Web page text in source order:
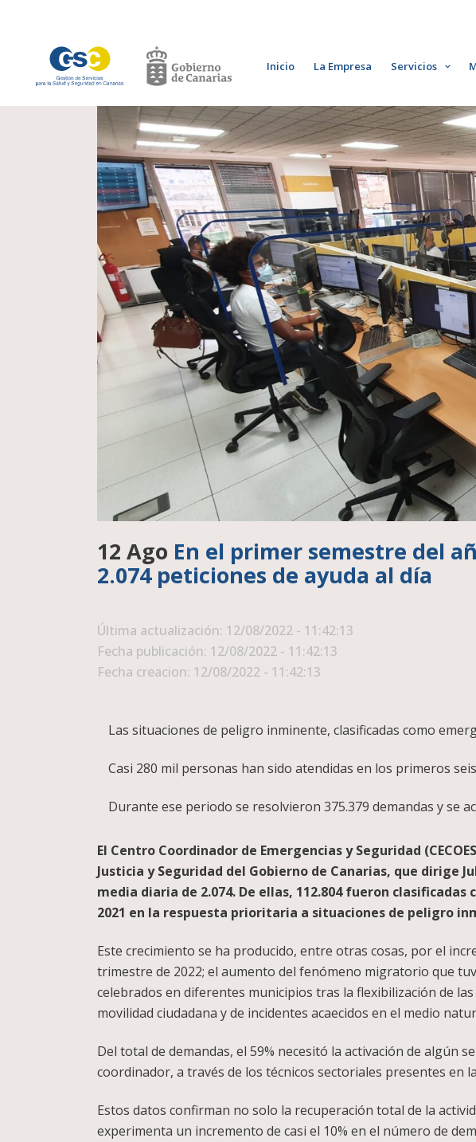
Inicio La Empresa Servicios
12 Ago En el primer semestre del
2.074 peticiones de ayuda al día
Última actualización: 12/08/2022 - 11:42:13
Fecha publicación: 12/08/2022 - 11:42:13
Fecha creacion: 12/08/2022 - 11:42:13
Las situaciones de peligro inminente, clasificadas como
Casi 280 mil personas han sido atendidas en los primeros
Durante ese periodo se resolvieron 375.379 demandas y se
El Centro Coordinador de Emergencias y Seguridad
Justicia y Seguridad del Gobierno de Canarias, que dirige
media diaria de 2.074. De ellas, 112.804 fueron
2021 en la respuesta prioritaria a situaciones de peligro
Este crecimiento se ha producido, entre otras cosas, por el
trimestre de 2022; el aumento del fenómeno migratorio que
celebrados en diferentes municipios tras la flexibilización de
movilidad ciudadana y de incidentes acaecidos en el medio
Del total de demandas, el 59% necesitó la activación de
coordinador, a través de los técnicos sectoriales presentes en
Estos datos confirman no solo la recuperación total de la
experimenta un incremento de casi el 10% en el número de